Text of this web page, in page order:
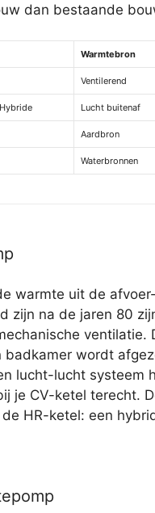
dan bestaande
Warmtebron
Ventilerend
Lucht buitenaf
Aardbron
Waterbronnen
warmte uit de afvoer-
zijn na de jaren 80
ventilatie.
badkamer wordt
lucht-lucht systeem
je CV-ketel terecht.
HR-ketel: een